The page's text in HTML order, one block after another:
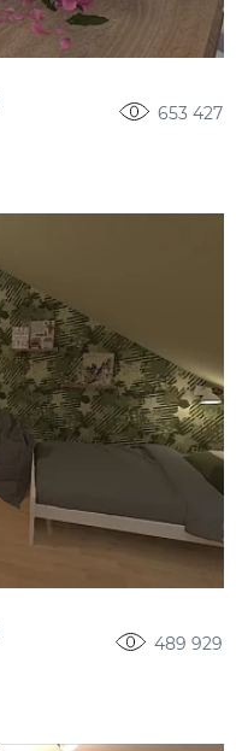
653 427
489 929